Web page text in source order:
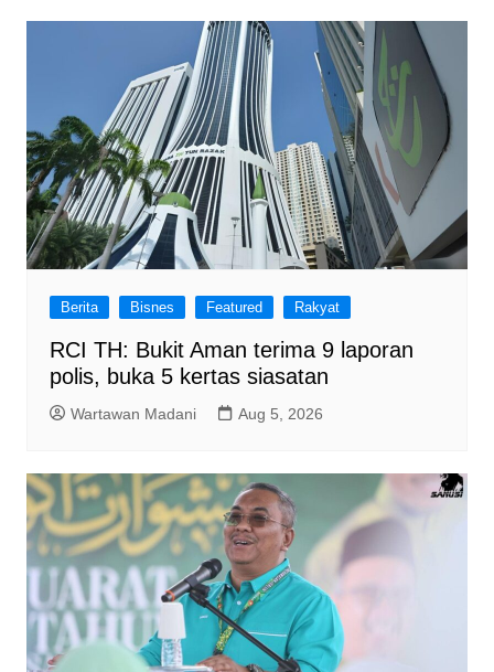
Berita Bisnes Featured Rakyat
RCI TH: Bukit Aman terima 9 laporan
polis, buka 5 kertas siasatan
Wartawan Madani Aug 5, 2026